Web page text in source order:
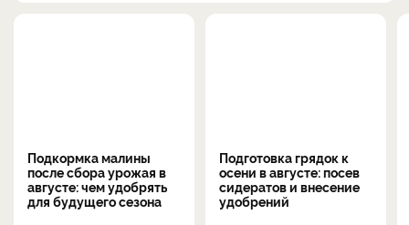
Подкормка малины
после сбора урожая в
августе: чем удобрять
для будущего сезона
Подготовка грядок к
осени в августе: посев
сидератов и внесение
удобрений